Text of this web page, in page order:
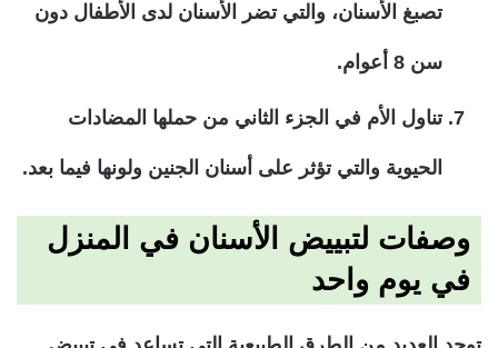
تصبغ الأسنان، والتي تضر الأسنان لدى الأطفال دون
سن 8 أعوام.
تناول الأم في الجزء الثاني من حملها المضادات
الحيوية والتي تؤثر على أسنان الجنين ولونها فيما بعد.
وصفات لتبييض الأسنان في المنزل
في يوم واحد